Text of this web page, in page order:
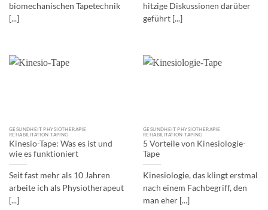
biomechanischen Tapetechnik
[...]
hitzige Diskussionen darüber
geführt [...]
GESUNDHEIT PHYSIOTHERAPIE
REHABILITATION TAPING
Kinesio-Tape: Was es ist und
wie es funktioniert
Seit fast mehr als 10 Jahren
arbeite ich als Physiotherapeut
[...]
GESUNDHEIT PHYSIOTHERAPIE
REHABILITATION TAPING
5 Vorteile von Kinesiologie-
Tape
Kinesiologie, das klingt erstmal
nach einem Fachbegriff, den
man eher [...]